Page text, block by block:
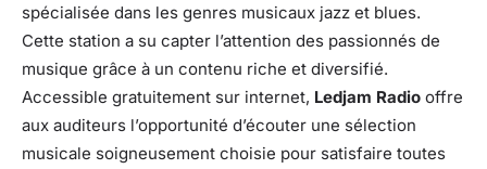
spécialisée dans les genres musicaux jazz et blues.
Cette station a su capter l’attention des passionnés de
musique grâce à un contenu riche et diversifié.
Accessible gratuitement sur internet, Ledjam Radio offre
aux auditeurs l’opportunité d’écouter une sélection
musicale soigneusement choisie pour satisfaire toutes